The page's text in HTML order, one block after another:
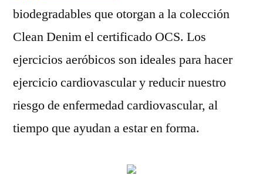
biodegradables que otorgan a la colección
Clean Denim el certificado OCS. Los
ejercicios aeróbicos son ideales para hacer
ejercicio cardiovascular y reducir nuestro
riesgo de enfermedad cardiovascular, al
tiempo que ayudan a estar en forma.